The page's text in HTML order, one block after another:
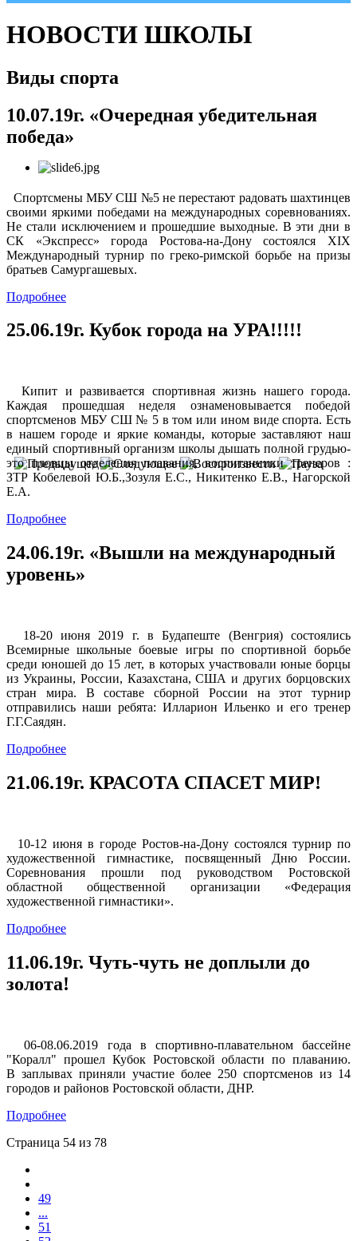
НОВОСТИ ШКОЛЫ
Виды спорта
10.07.19г. «Очередная убедительная
победа»
Спортсмены МБУ СШ №5 не перестают радовать шахтинцев
своими яркими победами на международных соревнованиях.
Не стали исключением и прошедшие выходные. В эти дни в
СК «Экспресс» города Ростова-на-Дону состоялся XIX
Международный турнир по греко-римской борьбе на призы
братьев Самургашевых.
Подробнее
25.06.19г. Кубок города на УРА!!!!!
Кипит и развивается спортивная жизнь нашего города.
Каждая прошедшая неделя ознаменовывается победой
спортсменов МБУ СШ № 5 в том или ином виде спорта. Есть
в нашем городе и яркие команды, которые заставляют наш
единый спортивный организм школы дышать полной грудью-
это пловцы отделения плавания, воспитанники тренеров :
ЗТР Кобелевой Ю.Б.,Зозуля Е.С., Никитенко Е.В., Нагорской
Е.А.
Подробнее
24.06.19г. «Вышли на международный
уровень»
18-20 июня 2019 г. в Будапеште (Венгрия) состоялись
Всемирные школьные боевые игры по спортивной борьбе
среди юношей до 15 лет, в которых участвовали юные борцы
из Украины, России, Казахстана, США и других борцовских
стран мира. В составе сборной России на этот турнир
отправились наши ребята: Илларион Ильенко и его тренер
Г.Г.Саядян.
Подробнее
21.06.19г. КРАСОТА СПАСЕТ МИР!
10-12 июня в городе Ростов-на-Дону состоялся турнир по
художественной гимнастике, посвященный Дню России.
Соревнования прошли под руководством Ростовской
областной общественной организации «Федерация
художественной гимнастики».
Подробнее
11.06.19г. Чуть-чуть не доплыли до
золота!
06-08.06.2019 года в спортивно-плавательном бассейне
"Коралл" прошел Кубок Ростовской области по плаванию.
В заплывах приняли участие более 250 спортсменов из 14
городов и районов Ростовской области, ДНР.
Подробнее
Страница 54 из 78
49
...
51